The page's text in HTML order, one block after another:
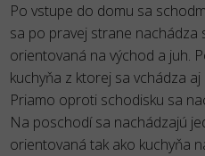
Po vstupe do domu sa
sa po pravej strane nachádza
orientovaná na východ a juh.
kuchyňa z ktorej sa vchádza
Priamo oproti schodisku sa
Na poschodí sa nachádzajú
orientovaná tak ako kuchyňa